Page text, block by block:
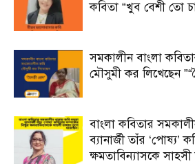
কবিতা “খুব বেশী তো
সমকালীন বাংলা
মৌসুমী কর লিখেছেন
বাংলা কবিতার
ব্যানার্জী তাঁর ‘পোষ্য’
ক্ষমতাবিন্যাসকে